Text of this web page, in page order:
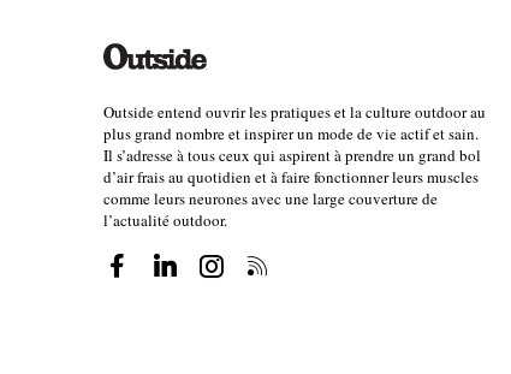
Outside entend ouvrir les pratiques et la culture outdoor au
plus grand nombre et inspirer un mode de vie actif et sain.
Il s’adresse à tous ceux qui aspirent à prendre un grand bol
d’air frais au quotidien et à faire fonctionner leurs muscles
comme leurs neurones avec une large couverture de
l’actualité outdoor.